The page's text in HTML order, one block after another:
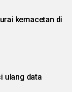
kemacetan di
ulang data